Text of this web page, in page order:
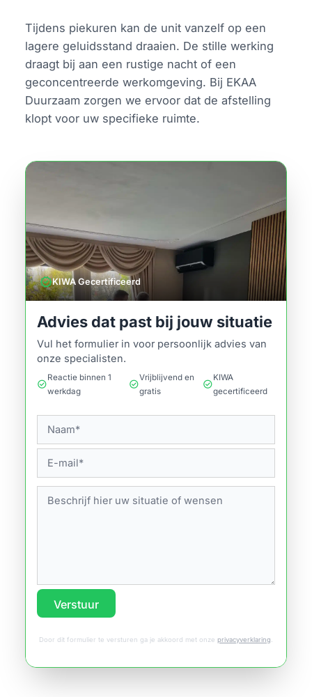
Tijdens piekuren kan de unit vanzelf op een
lagere geluidsstand draaien. De stille werking
draagt bij aan een rustige nacht of een
geconcentreerde werkomgeving. Bij EKAA
Duurzaam zorgen we ervoor dat de afstelling
klopt voor uw specifieke ruimte.
verifiedKIWA Gecertificeerd
Advies dat past bij jouw situatie
Vul het formulier in voor persoonlijk advies van
onze specialisten.
check_circle
Reactie binnen 1
werkdag
check_circle
Vrijblijvend en
gratis
check_circle
KIWA
gecertificeerd
Verstuur
Door dit formulier te versturen ga je akkoord met onze privacyverklaring